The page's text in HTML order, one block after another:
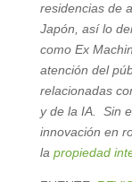
residencias de
Japón, así lo
como Ex
atención del
relacionadas
y de la IA. Sin
innovación en
la propiedad